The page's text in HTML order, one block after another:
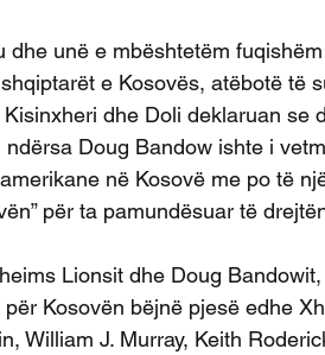
dhe unë e mbështetëm
e Kosovës, atëbotë të
Kisinxheri dhe Doli deklaruan
ndërsa Doug Bandow ishte i
në Kosovë me po të
për ta pamundësuar të
Lionsit dhe Doug
për Kosovën bëjnë pjesë edhe
William J. Murray, Keith